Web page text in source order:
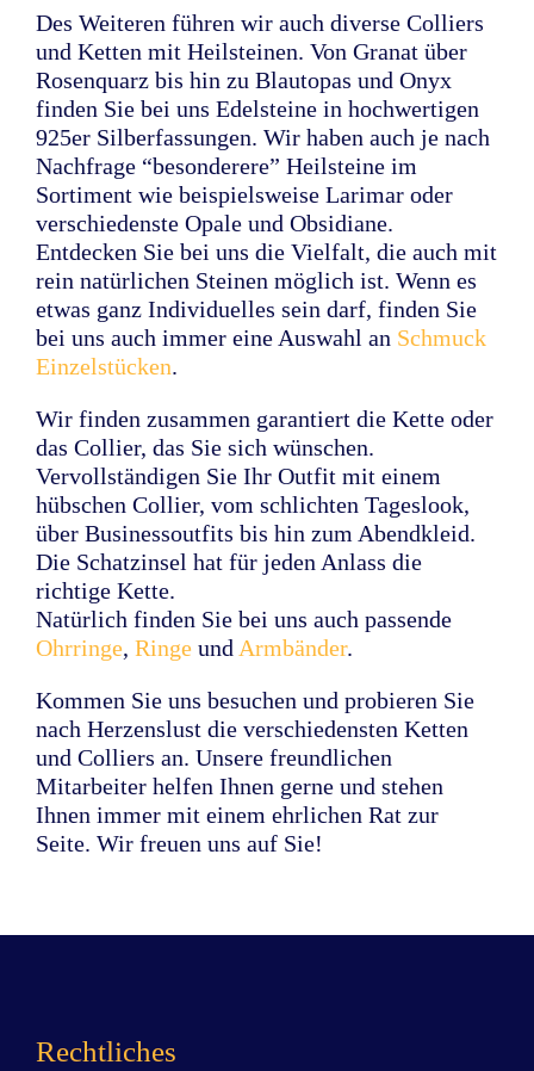
Des Weiteren führen wir auch diverse Colliers
und Ketten mit Heilsteinen. Von Granat über
Rosenquarz bis hin zu Blautopas und Onyx
finden Sie bei uns Edelsteine in hochwertigen
925er Silberfassungen. Wir haben auch je nach
Nachfrage “besonderere” Heilsteine im
Sortiment wie beispielsweise Larimar oder
verschiedenste Opale und Obsidiane.
Entdecken Sie bei uns die Vielfalt, die auch mit
rein natürlichen Steinen möglich ist. Wenn es
etwas ganz Individuelles sein darf, finden Sie
bei uns auch immer eine Auswahl an Schmuck
Einzelstücken.
Wir finden zusammen garantiert die Kette oder
das Collier, das Sie sich wünschen.
Vervollständigen Sie Ihr Outfit mit einem
hübschen Collier, vom schlichten Tageslook,
über Businessoutfits bis hin zum Abendkleid.
Die Schatzinsel hat für jeden Anlass die
richtige Kette.
Natürlich finden Sie bei uns auch passende
Ohrringe, Ringe und Armbänder.
Kommen Sie uns besuchen und probieren Sie
nach Herzenslust die verschiedensten Ketten
und Colliers an. Unsere freundlichen
Mitarbeiter helfen Ihnen gerne und stehen
Ihnen immer mit einem ehrlichen Rat zur
Seite. Wir freuen uns auf Sie!
Rechtliches